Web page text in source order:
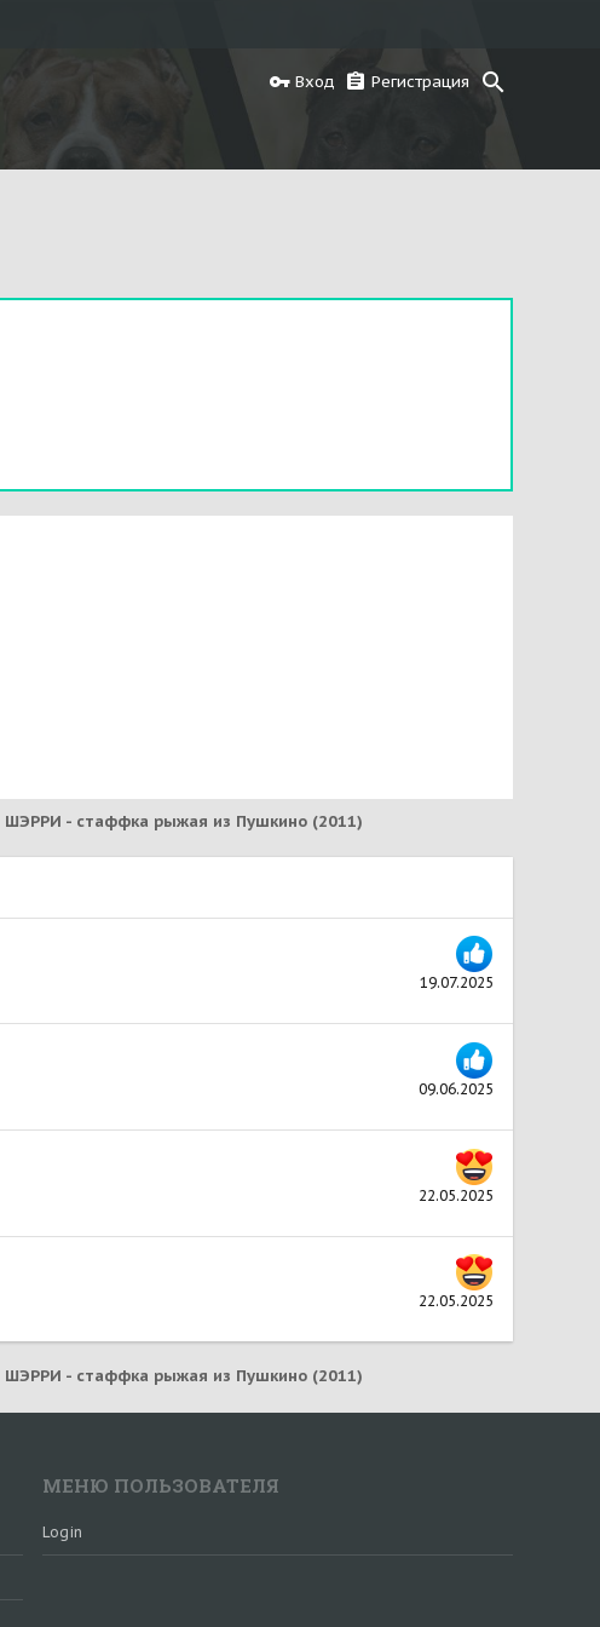
Вход Регистрация
ШЭРРИ - cтаффка рыжая из Пушкино (2011)
19.07.2025
09.06.2025
22.05.2025
22.05.2025
ШЭРРИ - cтаффка рыжая из Пушкино (2011)
МЕНЮ ПОЛЬЗОВАТЕЛЯ
Login